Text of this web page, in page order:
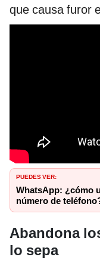
que causa furor
PUEDES VER:
WhatsApp: ¿cómo
número de
Abandona
lo sepa